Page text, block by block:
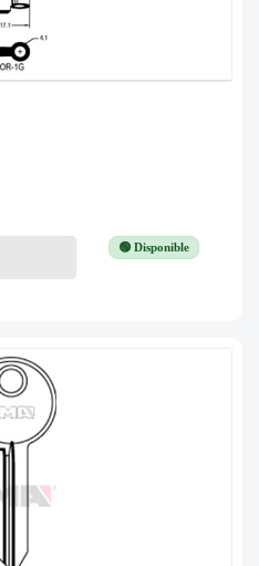
🟢 Disponible